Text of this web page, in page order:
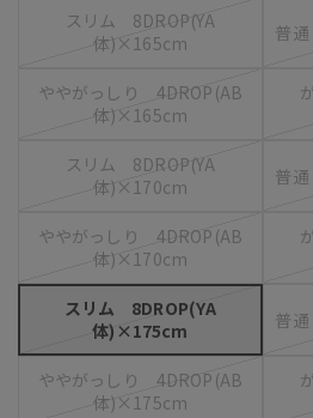
スリム 8DROP(YA
体)×165cm
普
ややがっしり 4DROP(AB
体)×165cm
スリム 8DROP(YA
体)×170cm
普
ややがっしり 4DROP(AB
体)×170cm
スリム 8DROP(YA
体)×175cm
普
ややがっしり 4DROP(AB
体)×175cm